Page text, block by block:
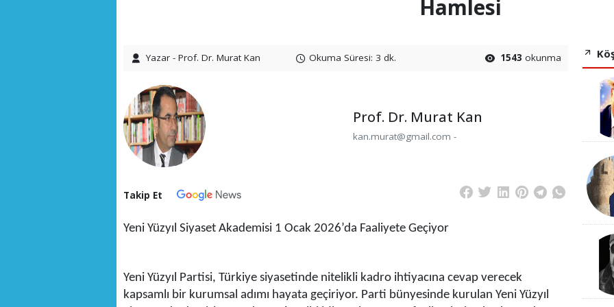
Hamlesi
Yazar - Prof. Dr. Murat Kan Okuma Süresi: 3 dk. 1543 okunma
Prof. Dr. Murat Kan
kan.murat@gmail.com -
Takip Et
Yeni Yüzyıl Siyaset Akademisi 1 Ocak 2026’da Faaliyete Geçiyor
Yeni Yüzyıl Partisi, Türkiye siyasetinde nitelikli kadro ihtiyacına cevap verecek
kapsamlı bir kurumsal adımı hayata geçiriyor. Parti bünyesinde kurulan Yeni Yüzyıl